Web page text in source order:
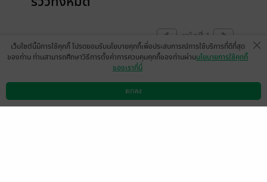
หน้าที่ 1
มีแล้ว - ນາງມາລິອິ້ ມະນີທອງ564841
23 ก.ย. 25668:7 น.
ดาวน์โหลดแอป วิธีการใช้งาน ติดต่อเรา
เว็บไซต์นี้มีการใช้คุกกี้ โปรดยอมรับนโยบายคุกกี้เพื่อประสบการณ์การใช้บริการที่ดีที่สุด
ของท่าน ท่านสามารถศึกษาวิธีการตั้งค่าการควบคุมคุกกี้ของท่านผ่านนโยบายการใช้คุกกี้
ของเราที่นี่
ตกลง